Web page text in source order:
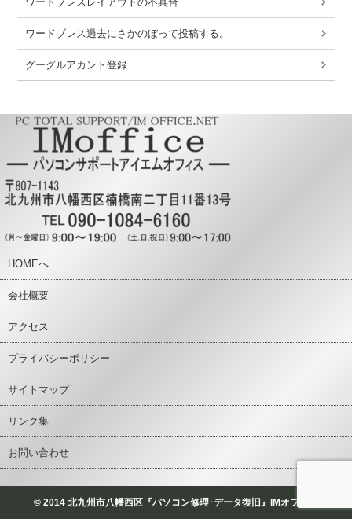
ワードブレス過去にさかのぼって投稿する。
グーグルアカント登録
HOMEへ
会社概要
アクセス
プライバシーポリシー
サイトマップ
リンク集
お問い合わせ
© 2014 北九州市八幡西区『パソコン修理･データ復旧』IMオフィス